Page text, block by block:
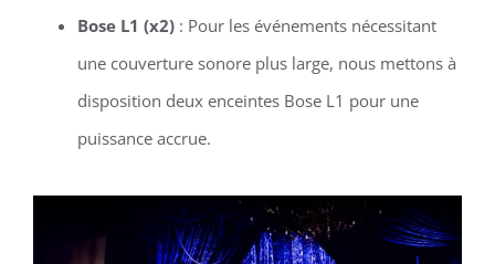
Bose L1 (x2): Pour les événements nécessitant
une couverture sonore plus large, nous mettons à
disposition deux enceintes Bose L1 pour une
puissance accrue.